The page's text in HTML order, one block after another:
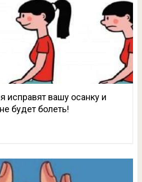
исправят вашу осанку и
будет болеть!